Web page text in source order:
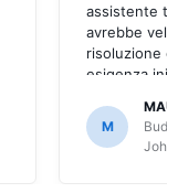
assistente
avrebbe
risoluzione
esigenza
M